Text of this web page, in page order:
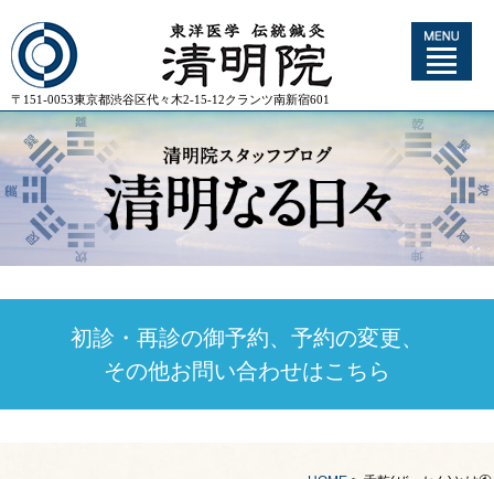
〒151-0053東京都渋谷区代々木2-15-12クランツ南新宿601
初診・再診の御予約、予約の変更、
その他お問い合わせはこちら